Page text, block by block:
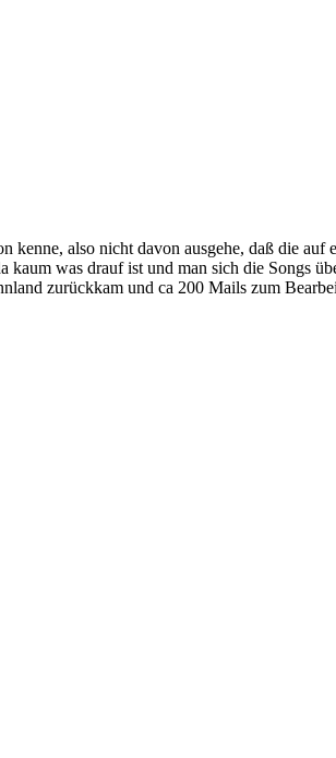
also nicht davon ausgehe, daß die auf
was drauf ist und man sich die Songs
zurückkam und ca 200 Mails zum